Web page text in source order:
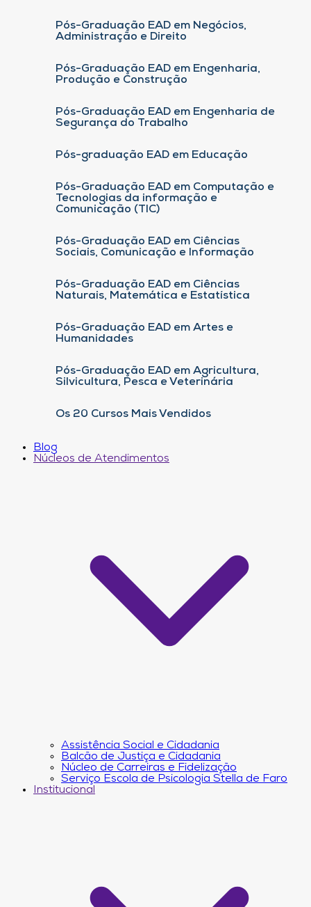
Pós-Graduação EAD em Negócios,
Administração e Direito
Pós-Graduação EAD em Engenharia,
Produção e Construção
Pós-Graduação EAD em Engenharia de
Segurança do Trabalho
Pós-graduação EAD em Educação
Pós-Graduação EAD em Computação e
Tecnologias da informação e
Comunicação (TIC)
Pós-Graduação EAD em Ciências
Sociais, Comunicação e Informação
Pós-Graduação EAD em Ciências
Naturais, Matemática e Estatística
Pós-Graduação EAD em Artes e
Humanidades
Pós-Graduação EAD em Agricultura,
Silvicultura, Pesca e Veterinária
Os 20 Cursos Mais Vendidos
Blog
Núcleos de Atendimentos
Assistência Social e Cidadania
Balcão de Justiça e Cidadania
Núcleo de Carreiras e Fidelização
Serviço Escola de Psicologia Stella de Faro
Institucional